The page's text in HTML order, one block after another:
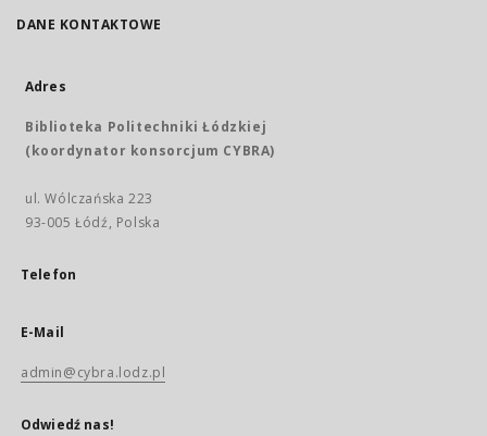
DANE KONTAKTOWE
Adres
Biblioteka Politechniki Łódzkiej
(koordynator konsorcjum CYBRA)
ul. Wólczańska 223
93-005 Łódź, Polska
Telefon
E-Mail
admin@cybra.lodz.pl
Odwiedź nas!